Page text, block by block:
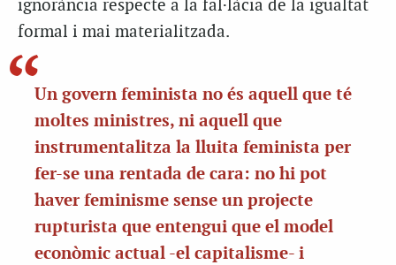
ignorància respecte a la fal·làcia de la igualtat
formal i mai materialitzada.
Un govern feminista no és aquell que té
moltes ministres, ni aquell que
instrumentalitza la lluita feminista per
fer-se una rentada de cara: no hi pot
haver feminisme sense un projecte
rupturista que entengui que el model
econòmic actual -el capitalisme- i